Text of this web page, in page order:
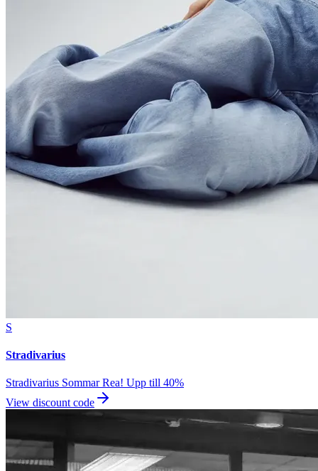
S
Stradivarius
Stradivarius Sommar Rea! Upp till 40%
View discount code